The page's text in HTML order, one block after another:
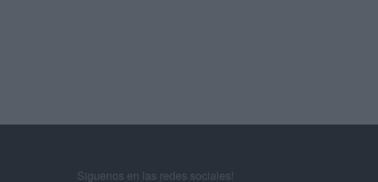
Siguenos en las redes sociales!